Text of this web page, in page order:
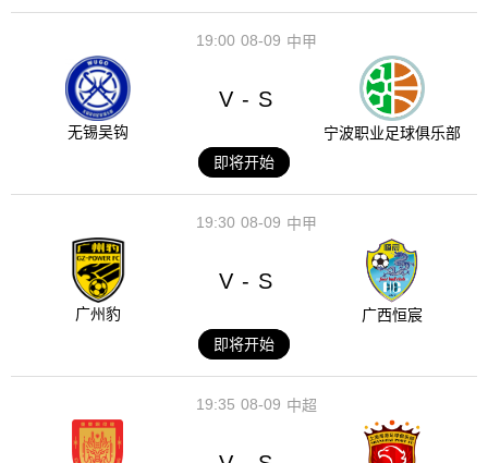
08-09
19:00 中甲
无锡吴钩
V - S
宁波职业足球俱乐部
即将开始
08-09
19:30 中甲
广州豹
V - S
广西恒宸
即将开始
08-09
19:35 中超